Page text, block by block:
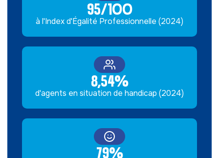
95/100
à l'Index d'Égalité Professionnelle (2024)
8,54%
d'agents en situation de handicap (2024)
79%